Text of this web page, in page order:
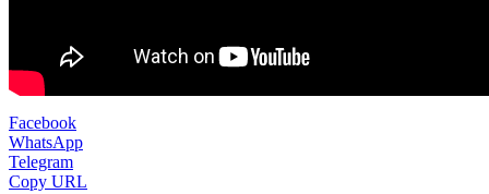
Facebook
WhatsApp
Telegram
Copy URL